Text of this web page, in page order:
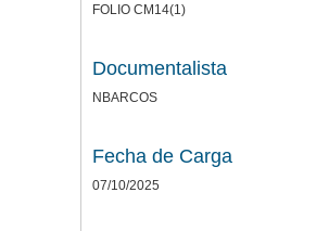
FOLIO CM14(1)
Documentalista
NBARCOS
Fecha de Carga
07/10/2025